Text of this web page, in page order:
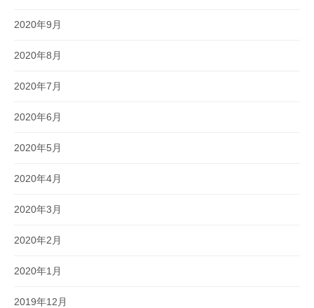
2020年9月
2020年8月
2020年7月
2020年6月
2020年5月
2020年4月
2020年3月
2020年2月
2020年1月
2019年12月